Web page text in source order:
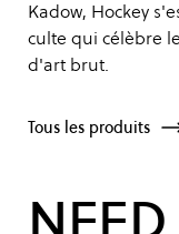
Kadow, Hockey
culte qui célèbre
d'art brut.
Tous les produits